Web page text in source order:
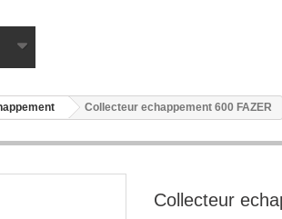
Collecteur echappement 600 FAZER
Collecteur